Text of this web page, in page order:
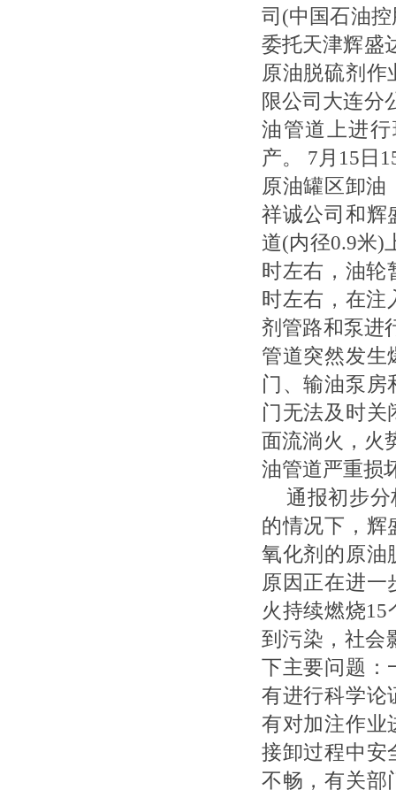
司(中国石油
委托天津辉盛
原油脱硫剂
限公司大连分
油管道上进
产。 7月15日
原油罐区卸油
祥诚公司和辉
道(内径0.9米)
时左右，油轮
时左右，在注
剂管路和泵进
管道突然发生
门、输油泵房
门无法及时关
面流淌火，火
油管道严重损
通报初步
的情况下，辉
氧化剂的原油
原因正在进
火持续燃烧
到污染，社会
下主要问题：
有进行科学论
有对加注作业
接卸过程中安
不畅，有关部